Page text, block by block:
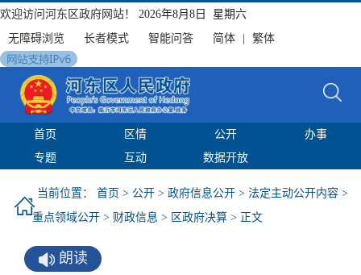
欢迎访问河东区政府网站！
2026年8月8日 星期六
无障碍浏览
长者模式 智能问答 简体 繁体
首页 区情 公开
办事
专题
互动 数据开放
当前位置： 首页 > 公开 > 政府信息公开 > 法定主动公开内容 >
重点领域公开 > 财政信息 > 区政府决算 > 正文
朗读